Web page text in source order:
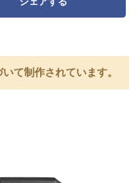
て制作されています。